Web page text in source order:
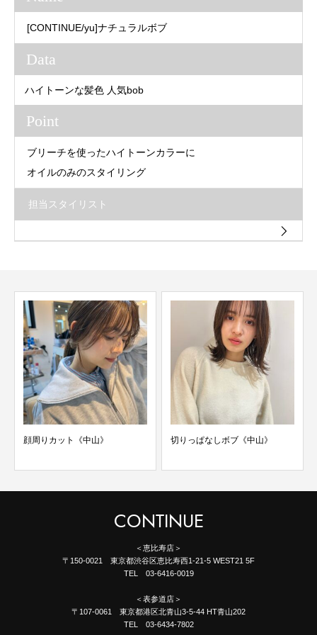
[CONTINUE/yu]ナチュラルボブ
Data
ハイトーンな髪色 人気bob
Point
ブリーチを使ったハイトーンカラーに
オイルのみのスタイリング
担当スタイリスト
顔周りカット《中山》 切りっぱなしボブ《中山》
CONTINUE
＜恵比寿店＞
〒150-0021 東京都渋谷区恵比寿西1-21-5 WEST21 5F
TEL 03-6416-0019
＜表参道店＞
〒107-0061 東京都港区北青山3-5-44 HT青山202
TEL 03-6434-7802